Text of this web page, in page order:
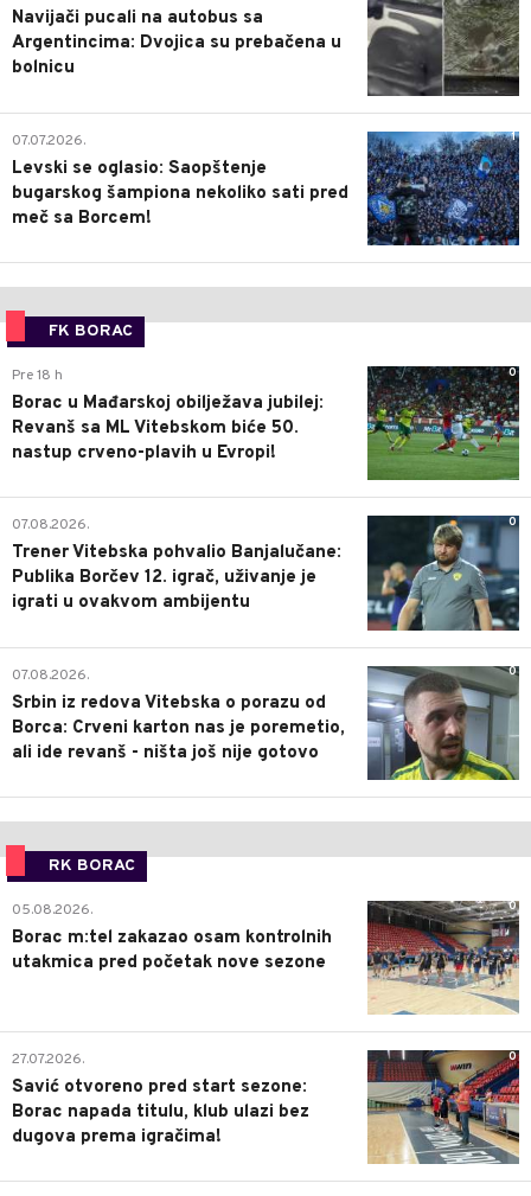
Navijači pucali na autobus sa
Argentincima: Dvojica su prebačena u
bolnicu
1
07.07.2026.
Levski se oglasio: Saopštenje
bugarskog šampiona nekoliko sati pred
meč sa Borcem!
FK BORAC
0
Pre 18 h
Borac u Mađarskoj obilježava jubilej:
Revanš sa ML Vitebskom biće 50.
nastup crveno-plavih u Evropi!
0
07.08.2026.
Trener Vitebska pohvalio Banjalučane:
Publika Borčev 12. igrač, uživanje je
igrati u ovakvom ambijentu
0
07.08.2026.
Srbin iz redova Vitebska o porazu od
Borca: Crveni karton nas je poremetio,
ali ide revanš - ništa još nije gotovo
RK BORAC
0
05.08.2026.
Borac m:tel zakazao osam kontrolnih
utakmica pred početak nove sezone
0
27.07.2026.
Savić otvoreno pred start sezone:
Borac napada titulu, klub ulazi bez
dugova prema igračima!